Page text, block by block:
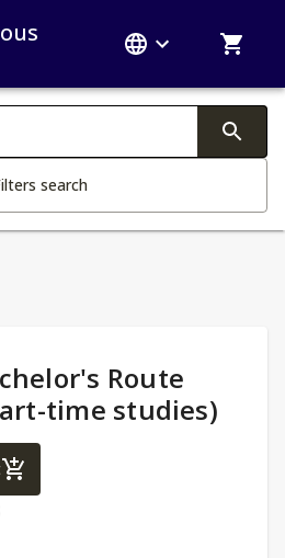
search
:
Route
time studies)
Bachelor's Route Studies 1